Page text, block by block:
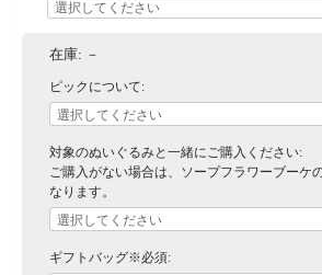
在庫: －
ピックについて:
対象のぬいぐるみと一緒にご購入ください:
ご購入がない場合は、ソープフラワーブーケ
なります。
ギフトバッグ※必須: